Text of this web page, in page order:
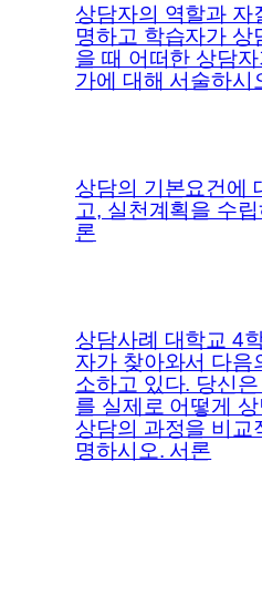
상담자의 역할과 자
명하고 학습자가 상
을 때 어떠한 상담
가에 대해 서술하시
상담의 기본요건에
고, 실천계획을 수
론
상담사례 대학교 4
자가 찾아와서 다음
소하고 있다. 당신
를 실제로 어떻게
상담의 과정을 비교
명하시오. 서론